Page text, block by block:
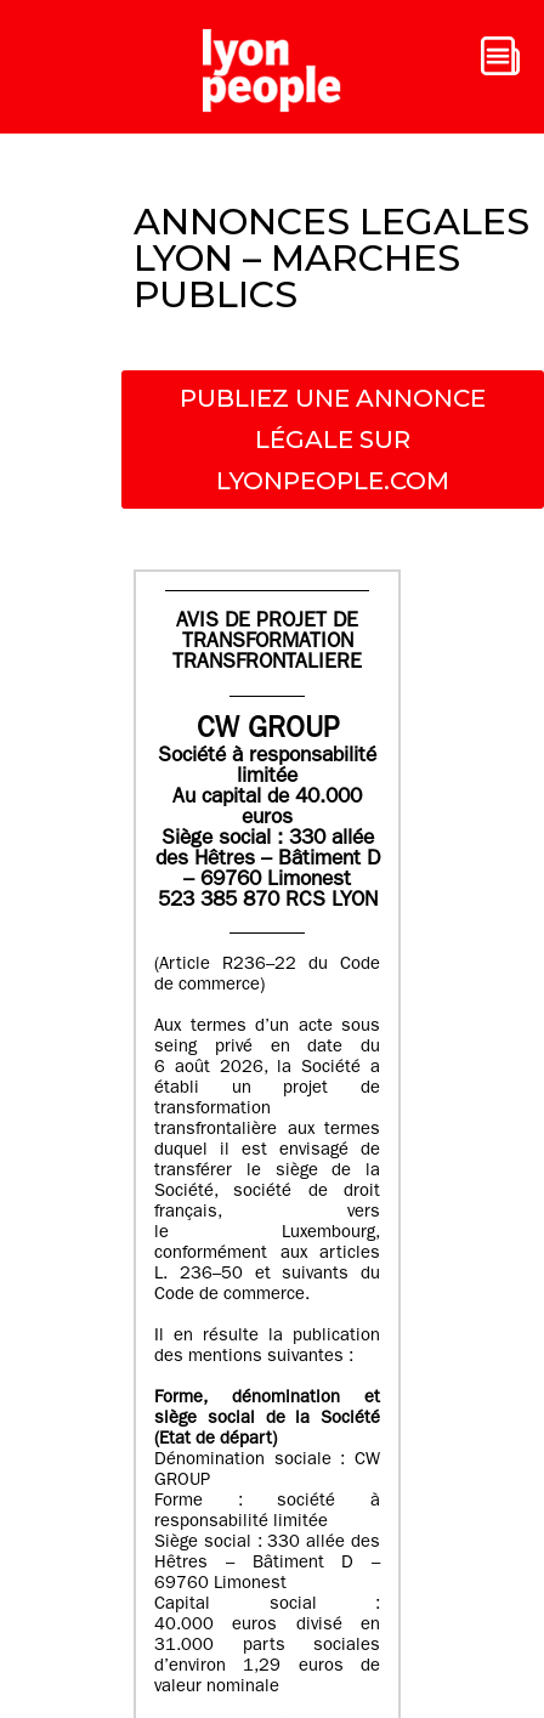
ANNONCES LEGALES
LYON – MARCHES
PUBLICS
PUBLIEZ UNE ANNONCE
LÉGALE SUR
LYONPEOPLE.COM
AVIS DE PROJET DE
TRANSFORMATION
TRANSFRONTALIERE
CW GROUP
Société à responsabilité
limitée
Au capital de 40.000
euros
Siège social : 330 allée
des Hêtres – Bâtiment D
– 69760 Limonest
523 385 870 RCS LYON
(Article R236–22 du Code
de commerce)
Aux termes d’un acte sous
seing privé en date du
6 août 2026, la Société a
établi un projet de
transformation
transfrontalière aux termes
duquel il est envisagé de
transférer le siège de la
Société, société de droit
français, vers
le Luxembourg,
conformément aux articles
L. 236–50 et suivants du
Code de commerce.
Il en résulte la publication
des mentions suivantes :
Forme, dénomination et
siège social de la Société
(Etatde départ)
Dénomination sociale : CW
GROUP
Forme : société à
responsabilité limitée
Siège social : 330 allée des
Hêtres – Bâtiment D –
69760 Limonest
Capital social :
40.000 euros divisé en
31.000 parts sociales
d’environ 1,29 euros de
valeur nominale